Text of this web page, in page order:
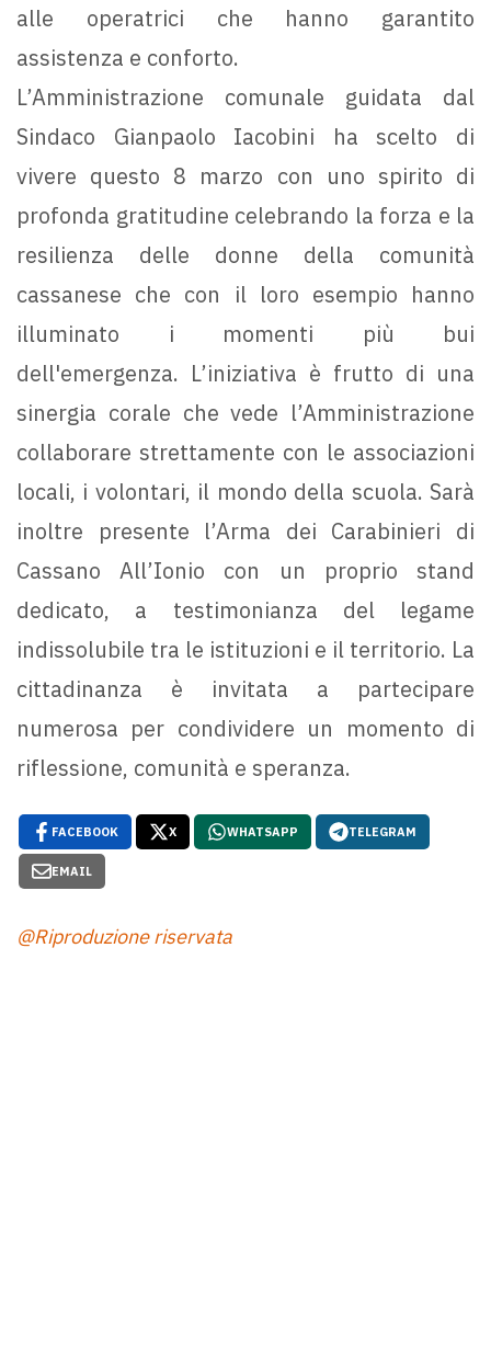
alle operatrici che hanno garantito
assistenza e conforto.
L’Amministrazione comunale guidata dal
Sindaco Gianpaolo Iacobini ha scelto di
vivere questo 8 marzo con uno spirito di
profonda gratitudine celebrando la forza e la
resilienza delle donne della comunità
cassanese che con il loro esempio hanno
illuminato i momenti più bui
dell'emergenza. L’iniziativa è frutto di una
sinergia corale che vede l’Amministrazione
collaborare strettamente con le associazioni
locali, i volontari, il mondo della scuola. Sarà
inoltre presente l’Arma dei Carabinieri di
Cassano All’Ionio con un proprio stand
dedicato, a testimonianza del legame
indissolubile tra le istituzioni e il territorio. La
cittadinanza è invitata a partecipare
numerosa per condividere un momento di
riflessione, comunità e speranza.
FACEBOOK X WHATSAPP TELEGRAM
EMAIL
@Riproduzione riservata